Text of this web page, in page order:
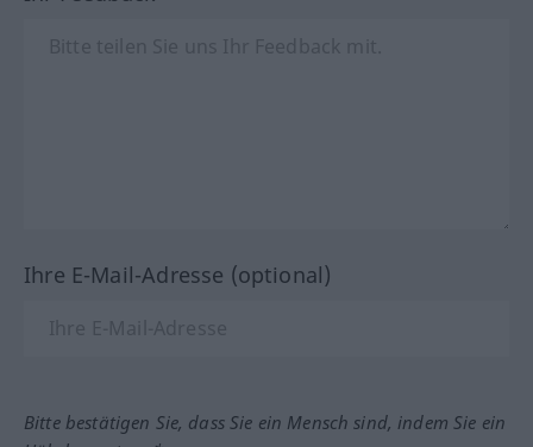
Ihre E-Mail-Adresse (optional)
Bitte bestätigen Sie, dass Sie ein Mensch sind, indem Sie ein